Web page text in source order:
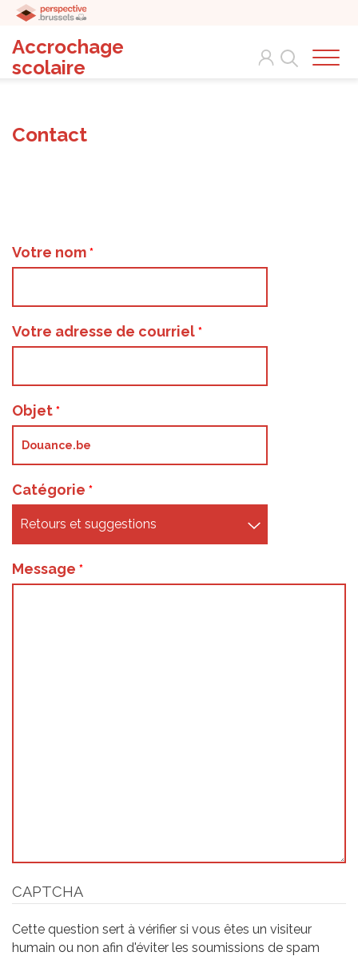
Accrochage
scolaire
Search
Contact
Votre nom
Votre adresse de courriel
Objet
Catégorie
Message
CAPTCHA
Cette question sert à vérifier si vous êtes un visiteur
humain ou non afin d'éviter les soumissions de spam